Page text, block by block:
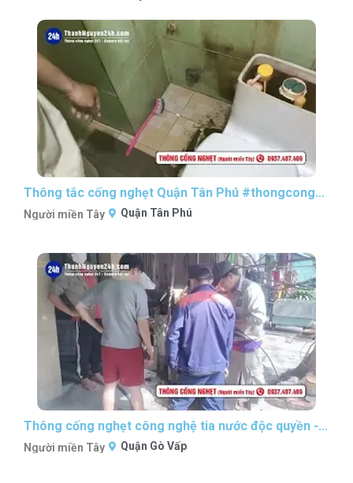
Thông tắc cống nghẹt Quận Tân Phú #thongcongnghetsaigon #nguoimientaythongcong
Người miền Tây Quận Tân Phú
Thông cống nghẹt công nghệ tia nước độc quyền - P2 #thongcongnghetsaigon #nguoimientaythongcong
Người miền Tây Quận Gò Vấp